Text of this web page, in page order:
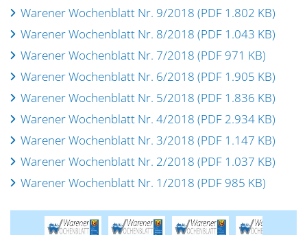
Warener Wochenblatt Nr. 9/2018 (PDF 1.802 KB)
Warener Wochenblatt Nr. 8/2018 (PDF 1.043 KB)
Warener Wochenblatt Nr. 7/2018 (PDF 971 KB)
Warener Wochenblatt Nr. 6/2018 (PDF 1.905 KB)
Warener Wochenblatt Nr. 5/2018 (PDF 1.836 KB)
Warener Wochenblatt Nr. 4/2018 (PDF 2.934 KB)
Warener Wochenblatt Nr. 3/2018 (PDF 1.147 KB)
Warener Wochenblatt Nr. 2/2018 (PDF 1.037 KB)
Warener Wochenblatt Nr. 1/2018 (PDF 985 KB)